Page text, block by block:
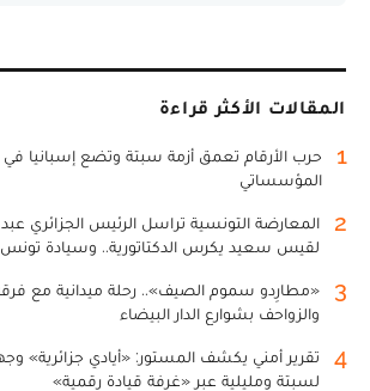
المقالات الأكثر قراءة
1
حرب الأرقام تعمق أزمة سبتة وتضع إسبانيا
المؤسساتي
2
المعارضة التونسية تراسل الرئيس الجزائري
لقيس سعيد يكرس الدكتاتورية.. وسيادة
3
«مطارِدو سموم الصيف».. رحلة ميدانية مع
والزواحف بشوارع الدار البيضاء
4
تقرير أمني يكشف المستور: «أيادي جزائرية»
لسبتة ومليلية عبر «غرفة قيادة رقمية»